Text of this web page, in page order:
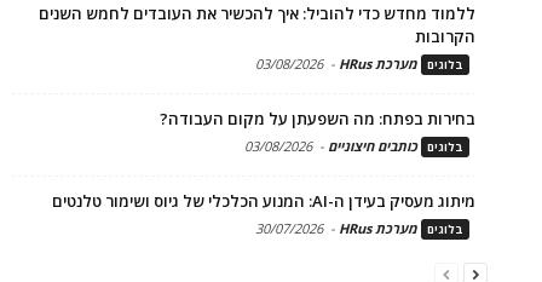
ללמוד מחדש כדי להוביל: איך להכשיר את העובדים לחמש השנים
הקרובות
בלוגים מערכת HRus -
03/08/2026
בחירות בפתח: מה השפעתן על מקום העבודה?
בלוגים כותבים חיצוניים -
03/08/2026
מיתוג מעסיק בעידן ה-AI: המנוע הכלכלי של גיוס ושימור טלנטים
בלוגים מערכת HRus -
30/07/2026